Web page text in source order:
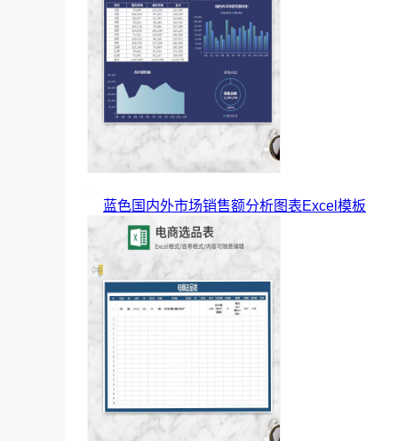
蓝色国内外市场销售额分析图表Excel模板